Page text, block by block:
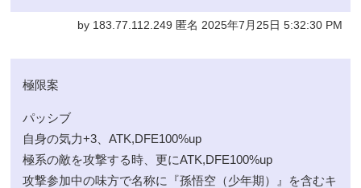
by 183.77.112.249 匿名 2025年7月25日 5:32:30 PM
極限案
パッシブ
自身の気力+3、ATK,DFE100%up
極系の敵を攻撃する時、更にATK,DFE100%up
攻撃参加中の味方で名称に『孫悟空（少年期）』を含むキ